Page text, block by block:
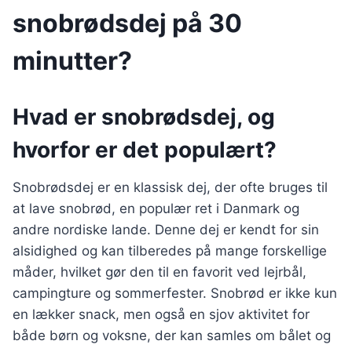
snobrødsdej på 30
minutter?
Hvad er snobrødsdej, og
hvorfor er det populært?
Snobrødsdej er en klassisk dej, der ofte bruges til
at lave snobrød, en populær ret i Danmark og
andre nordiske lande. Denne dej er kendt for sin
alsidighed og kan tilberedes på mange forskellige
måder, hvilket gør den til en favorit ved lejrbål,
campingture og sommerfester. Snobrød er ikke kun
en lækker snack, men også en sjov aktivitet for
både børn og voksne, der kan samles om bålet og